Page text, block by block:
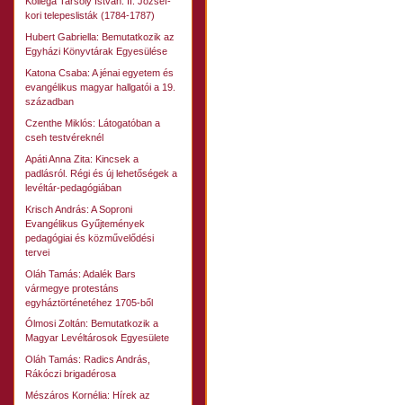
kori telepeslisták (1784-1787)
Hubert Gabriella: Bemutatkozik az
Egyházi Könyvtárak Egyesülése
Katona Csaba: A jénai egyetem és
evangélikus magyar hallgatói a 19.
században
Czenthe Miklós: Látogatóban a
cseh testvéreknél
Apáti Anna Zita: Kincsek a
padlásról. Régi és új lehetőségek a
levéltár-pedagógiában
Krisch András: A Soproni
Evangélikus Gyűjtemények
pedagógiai és közművelődési
tervei
Oláh Tamás: Adalék Bars
vármegye protestáns
egyháztörténetéhez 1705-ből
Ólmosi Zoltán: Bemutatkozik a
Magyar Levéltárosok Egyesülete
Oláh Tamás: Radics András,
Rákóczi brigadérosa
Mészáros Kornélia: Hírek az